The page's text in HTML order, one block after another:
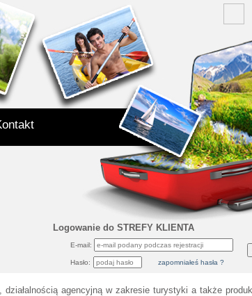
Logowanie do STREFY KLIENTA
E-mail:
Hasło: zapomniałeś hasła ?
agencyjną w zakresie turystyki a także